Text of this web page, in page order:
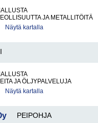
JA METALLITÖITÄ
Näytä kartalla
JA ÖLJYPALVELUJA
Näytä kartalla
PEIPOHJA